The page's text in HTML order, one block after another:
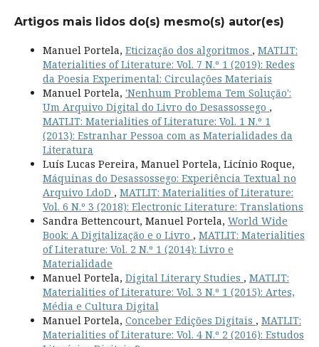
Artigos mais lidos do(s) mesmo(s) autor(es)
Manuel Portela, Eticização dos algoritmos , MATLIT:
Materialities of Literature: Vol. 7 N.º 1 (2019): Redes
da Poesia Experimental: Circulações Materiais
Manuel Portela, 'Nenhum Problema Tem Solução':
Um Arquivo Digital do Livro do Desassossego ,
MATLIT: Materialities of Literature: Vol. 1 N.º 1
(2013): Estranhar Pessoa com as Materialidades da
Literatura
Luís Lucas Pereira, Manuel Portela, Licínio Roque,
Máquinas do Desassossego: Experiência Textual no
Arquivo LdoD , MATLIT: Materialities of Literature:
Vol. 6 N.º 3 (2018): Electronic Literature: Translations
Sandra Bettencourt, Manuel Portela, World Wide
Book: A Digitalização e o Livro , MATLIT: Materialities
of Literature: Vol. 2 N.º 1 (2014): Livro e
Materialidade
Manuel Portela, Digital Literary Studies , MATLIT:
Materialities of Literature: Vol. 3 N.º 1 (2015): Artes,
Média e Cultura Digital
Manuel Portela, Conceber Edições Digitais , MATLIT:
Materialities of Literature: Vol. 4 N.º 2 (2016): Estudos